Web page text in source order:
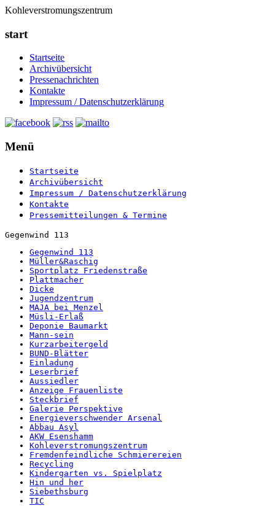
Kohleverstromungszentrum
start
Startseite
Archivübersicht
Pressenachrichten
Kontakte
Impressum / Datenschutzerklärung
Menü
Startseite
Archivübersicht
Impressum / Datenschutzerklärung
Kontakte
Pressemitteilungen & Termine
Gegenwind 113
Gegenwind 113
Müller&Raschig
Sportplatz Friedenstraße
Plattmacher
Dicke
Jugendzentrum
MAJA bei Menzel
Müsli-Erlaß
Deponie Baumarkt
Mann-sein
Kurzarbeitergeld
BUND-Blätter
Einladung
Leserbrief
Aussiedler
Anzeige Frauenliste
Steckbrief
Galerie Perspektive
Energieverschwender Arsenal
Abbau Asyl
AKW Esenshamm
Kohleverstromungszentrum
Fremdenfeindliche Schmierereien
Recycling
Kindergarten vs. Spielplatz
Hin und her
Siebethsburg
TIC